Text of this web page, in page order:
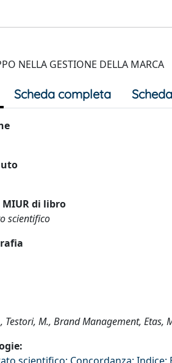
NELLA GESTIONE DELLA MARCA
Scheda completa
di libro
scientifico
Testori, M., Brand Management,